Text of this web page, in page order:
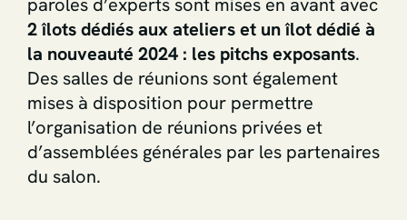
paroles d’experts sont mises en avant avec
2 îlots dédiés aux ateliers et un îlot dédié à
la nouveauté 2024 : les pitchs exposants.
Des salles de réunions sont également
mises à disposition pour permettre
l’organisation de réunions privées et
d’assemblées générales par les partenaires
du salon.